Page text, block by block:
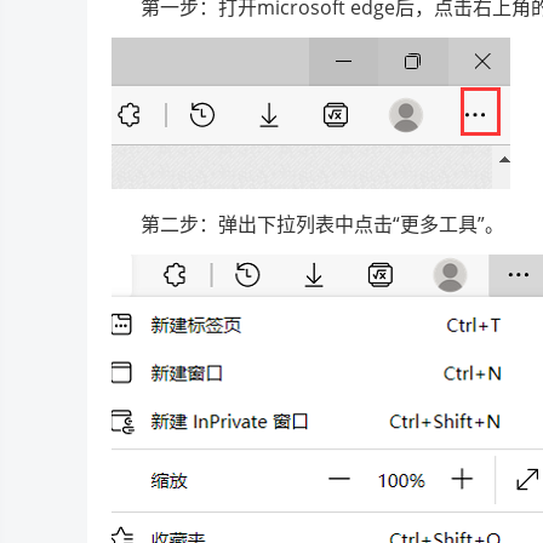
第一步：打开microsoft edge后，点击右上角的
第二步：弹出下拉列表中点击“更多工具”。